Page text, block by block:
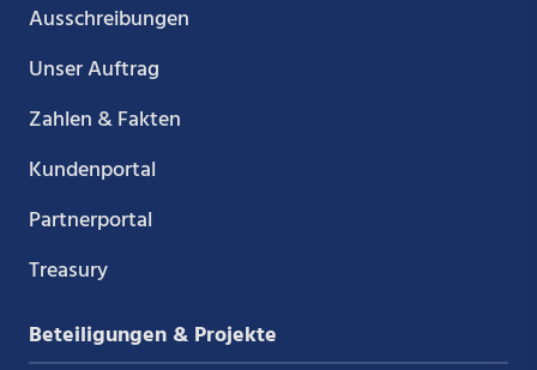
Ausschreibungen
Unser Auftrag
Zahlen & Fakten
Kundenportal
Partnerportal
Treasury
Beteiligungen & Projekte